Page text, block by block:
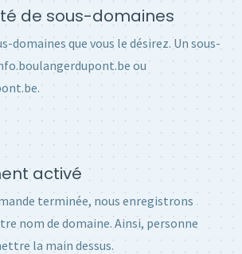
de sous-domaines
domaines que vous le désirez. Un sous-
ou
activé
terminée, nous enregistrons
nom de domaine. Ainsi, personne
la main dessus.